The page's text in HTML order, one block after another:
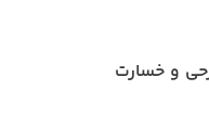
و خسارت